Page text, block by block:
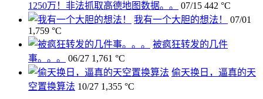
1250万！非法抓取高德地图数据。。
07/15 442 °C
我有一个大胆的想法！
07/01
1,759 °C
被疯狂转发的几件
事。。。
06/27 1,761 °C
偷天换日，逼真的天
空置换算法 10/27 1,355 °C